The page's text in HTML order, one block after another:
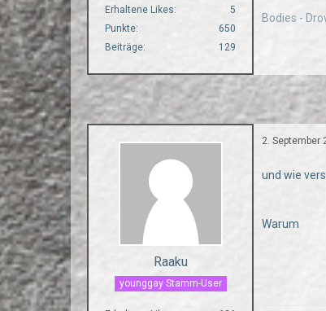
Erhaltene Likes
5
Punkte
650
Beiträge
129
Bodies -
Raaku
younggay Stamm-User
2. September
und wie
Warum